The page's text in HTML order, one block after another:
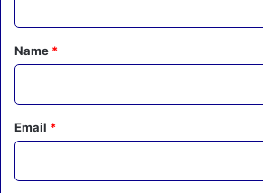
*
Name *
Email *